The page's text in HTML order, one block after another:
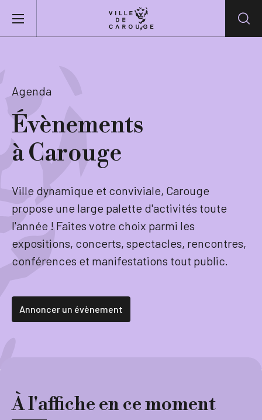
Mairie
Vie pratique
Actualités
Agenda
Lieux
CAROUGE SE CONSTRUIT
Agenda
Évènements
à Carouge
Ville dynamique et conviviale, Carouge
propose une large palette d'activités toute
l'année ! Faites votre choix parmi les
expositions, concerts, spectacles, rencontres,
conférences et manifestations tout public.
Annoncer un évènement
À l'affiche en ce moment